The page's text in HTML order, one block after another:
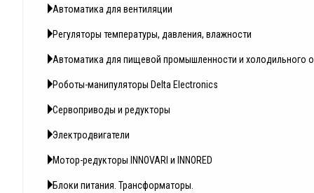
Автоматика для вентиляции
Регуляторы температуры, давления, влажности
Автоматика для пищевой промышленности и холодильного
Роботы-манипуляторы Delta Electronics
Сервоприводы и редукторы
Электродвигатели
Мотор-редукторы INNOVARI и INNORED
Блоки питания. Трансформаторы.